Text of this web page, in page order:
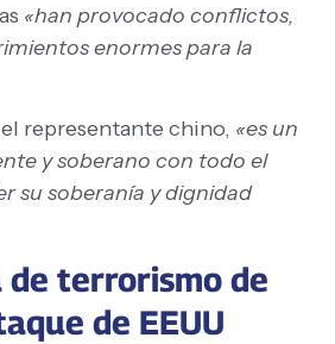
«han provocado conflictos,
enormes para la
representante chino, «es un
y soberano con todo el
su soberanía y dignidad
terrorismo de
de EEUU